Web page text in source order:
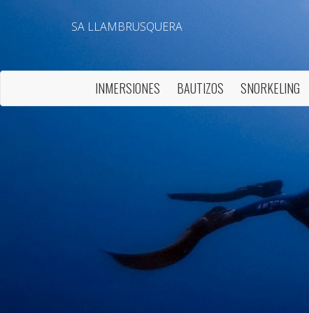
SA LLAMBRUSQUERA
INMERSIONES BAUTIZOS SNORKELING
Este